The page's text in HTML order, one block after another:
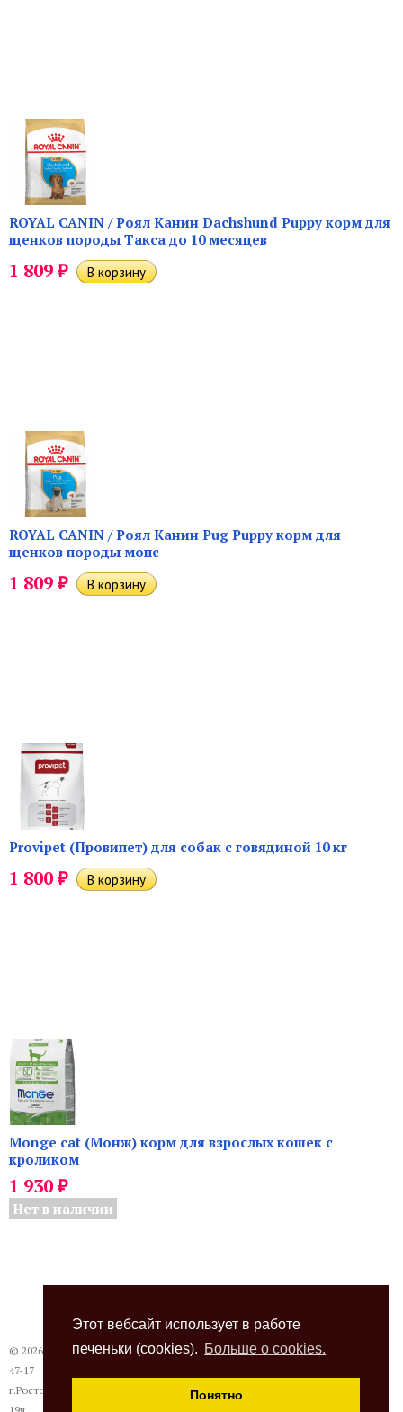
Этот вебсайт использует в работе
печеньки (cookies). Больше о cookies.
Понятно
ROYAL CANIN / Роял Канин Dachshund Puppy корм для
щенков породы Такса до 10 месяцев
1 809₽
ROYAL CANIN / Роял Канин Pug Puppy корм для
щенков породы мопс
1 809₽
Provipet (Провипет) для собак с говядиной 10 кг
1 800₽
Monge cat (Монж) корм для взрослых кошек с
кроликом
1 930₽
Нет в наличии
© 2026 Термокот, +7 (863) 24-28-999 +7 (989) 620-
47-17
г.Ростов-на-Дону, ул. Павлодарская, 18а, с 10 до